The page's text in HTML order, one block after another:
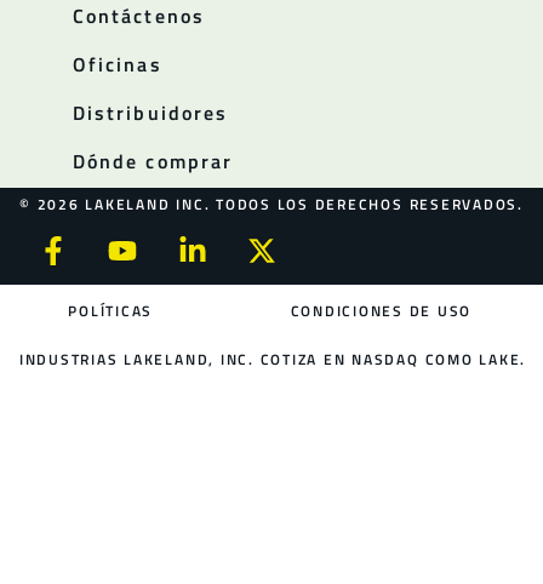
Contáctenos
Oficinas
Distribuidores
Dónde comprar
© 2026 LAKELAND INC. TODOS LOS DERECHOS RESERVADOS.
POLÍTICAS CONDICIONES DE USO
INDUSTRIAS LAKELAND, INC. COTIZA EN NASDAQ COMO LAKE.